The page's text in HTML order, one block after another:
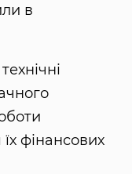
в
фінансових